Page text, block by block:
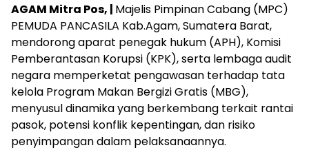
AGAM Mitra Pos, | Majelis Pimpinan Cabang (MPC)
PEMUDA PANCASILA Kab.Agam, Sumatera Barat,
mendorong aparat penegak hukum (APH), Komisi
Pemberantasan Korupsi (KPK), serta lembaga audit
negara memperketat pengawasan terhadap tata
kelola Program Makan Bergizi Gratis (MBG),
menyusul dinamika yang berkembang terkait rantai
pasok, potensi konflik kepentingan, dan risiko
penyimpangan dalam pelaksanaannya.